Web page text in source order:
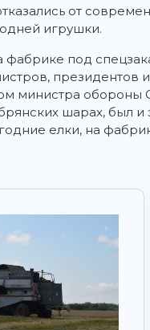
от
игрушки.
под
президентов
министра обороны
шарах,
елки, на